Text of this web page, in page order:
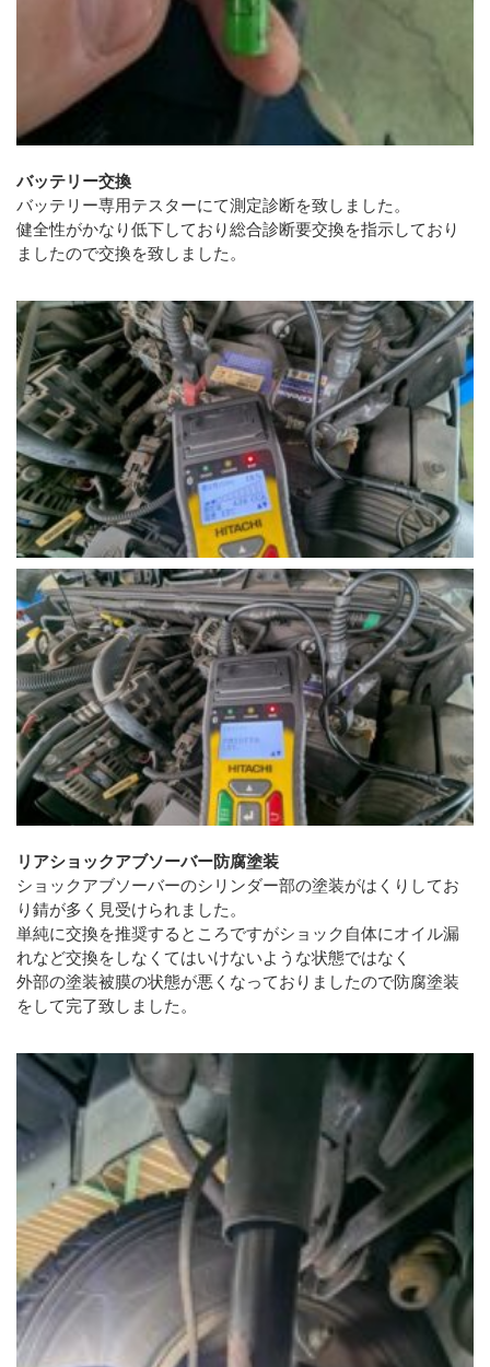
バッテリー交換
バッテリー専用テスターにて測定診断を致しました。
健全性がかなり低下しており総合診断要交換を指示しており
ましたので交換を致しました。
リアショックアブソーバー防腐塗装
ショックアブソーバーのシリンダー部の塗装がはくりしてお
り錆が多く見受けられました。
単純に交換を推奨するところですがショック自体にオイル漏
れなど交換をしなくてはいけないような状態ではなく
外部の塗装被膜の状態が悪くなっておりましたので防腐塗装
をして完了致しました。